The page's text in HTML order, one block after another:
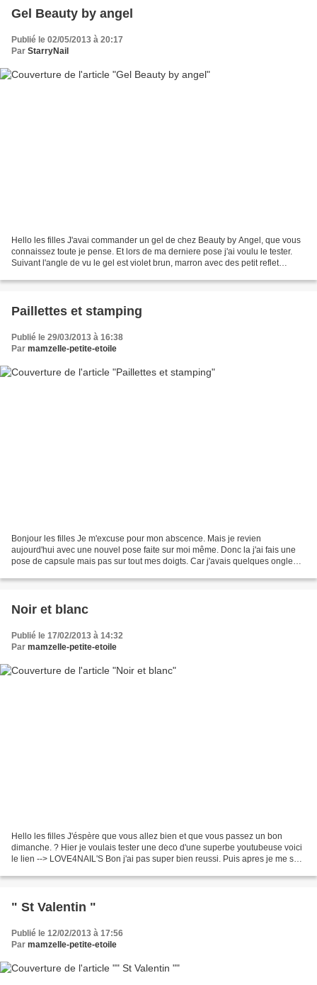
Gel Beauty by angel
Publié le 02/05/2013 à 20:17
Par StarryNail
Hello les filles J'avai commander un gel de chez Beauty by Angel, que vous
connaissez toute je pense. Et lors de ma derniere pose j'ai voulu le tester.
Suivant l'angle de vu le gel est violet brun, marron avec des petit reflet
Paillettes et stamping
Publié le 29/03/2013 à 16:38
Par mamzelle-petite-etoile
Bonjour les filles Je m'excuse pour mon abscence. Mais je revien
aujourd'hui avec une nouvel pose faite sur moi même. Donc la j'ai fais une
pose de capsule mais pas sur tout mes doigts. Car j'avais quelques ongle
Noir et blanc
Publié le 17/02/2013 à 14:32
Par mamzelle-petite-etoile
Hello les filles J'éspère que vous allez bien et que vous passez un bon
dimanche. ? Hier je voulais tester une deco d'une superbe youtubeuse voici
le lien --> LOVE4NAIL'S Bon j'ai pas super bien reussi. Puis apres je me suis
" St Valentin "
Publié le 12/02/2013 à 17:56
Par mamzelle-petite-etoile